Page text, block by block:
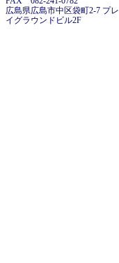
広島県広島市中区袋町2-7 プレ
イグラウンドビル2F